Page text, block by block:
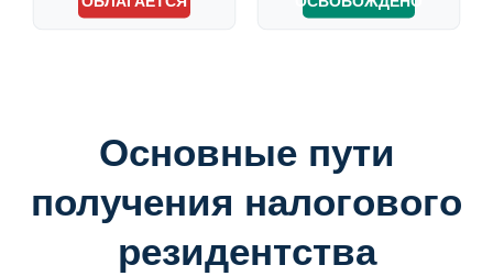
Основные пути
получения налогового
резидентства